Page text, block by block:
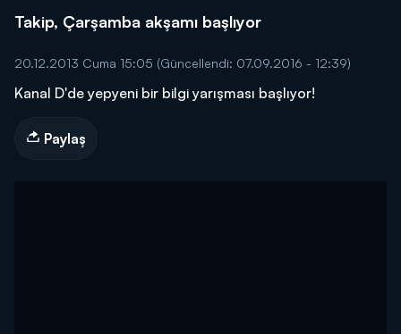
Takip, Çarşamba akşamı başlıyor
20.12.2013 Cuma 15:05 (Güncellendi: 07.09.2016 - 12:39)
Kanal D'de yepyeni bir bilgi yarışması başlıyor!
Paylaş